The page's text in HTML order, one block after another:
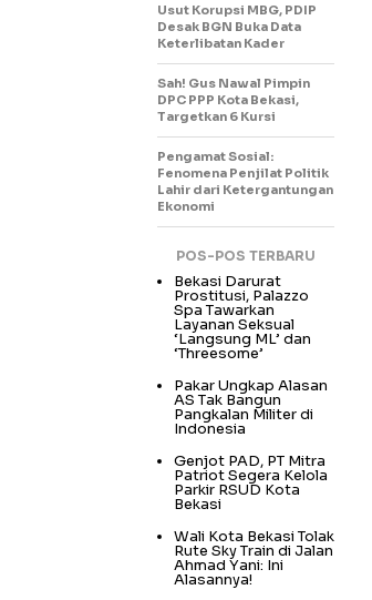
Usut Korupsi MBG, PDIP
Desak BGN Buka Data
Keterlibatan Kader
Sah! Gus Nawal Pimpin
DPC PPP Kota Bekasi,
Targetkan 6 Kursi
Pengamat Sosial:
Fenomena Penjilat Politik
Lahir dari Ketergantungan
Ekonomi
POS-POS TERBARU
Bekasi Darurat
Prostitusi, Palazzo
Spa Tawarkan
Layanan Seksual
‘Langsung ML’ dan
‘Threesome’
Pakar Ungkap Alasan
AS Tak Bangun
Pangkalan Militer di
Indonesia
Genjot PAD, PT Mitra
Patriot Segera Kelola
Parkir RSUD Kota
Bekasi
Wali Kota Bekasi Tolak
Rute Sky Train di Jalan
Ahmad Yani: Ini
Alasannya!